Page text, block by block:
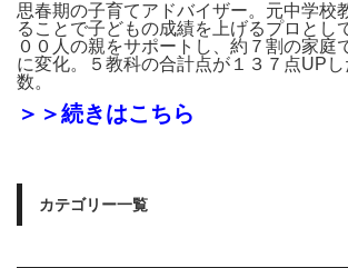
思春期の子育てアドバイザー。元中学校
ることで子どもの成績を上げるプロとし
００人の親をサポートし、約７割の家庭
に変化。５教科の合計点が１３７点UP
数。
＞＞続きはこちら
カテゴリー一覧